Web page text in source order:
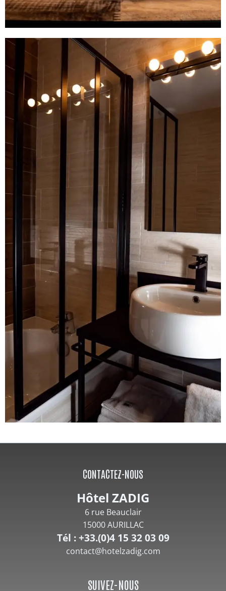
CONTACTEZ-NOUS
Hôtel ZADIG
6 rue Beauclair
15000 AURILLAC
Tél : +33.(0)4 15 32 03 09
contact@hotelzadig.com
SUIVEZ-NOUS